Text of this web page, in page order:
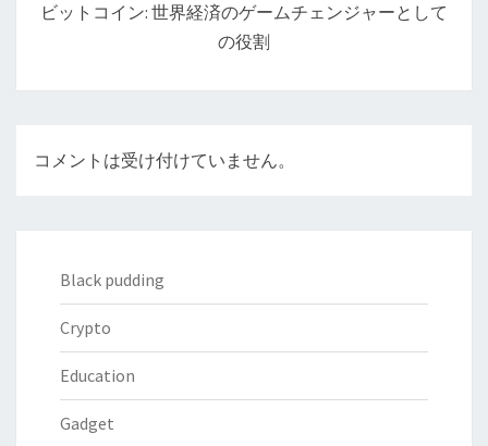
ビットコイン: 世界経済のゲームチェンジャーとして
の役割
コメントは受け付けていません。
Black pudding
Crypto
Education
Gadget